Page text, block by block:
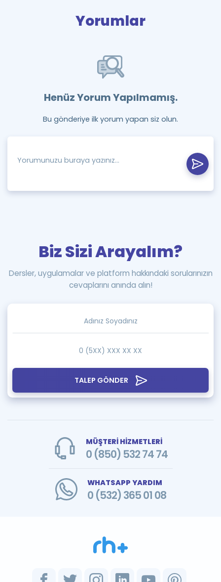
Yorumlar
Henüz Yorum Yapılmamış.
Bu gönderiye ilk yorum yapan siz olun.
TALEP GÖNDER
Biz Sizi Arayalım?
Dersler, uygulamalar ve platform hakkındaki sorularınızın
cevaplarını anında alın!
MÜŞTERİ HİZMETLERİ
0 (850) 532 74 74
WHATSAPP YARDIM
0 (532) 365 01 08